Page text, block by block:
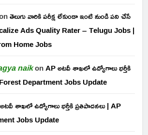
తెలుగు వారికి పరీక్ష లేకుండా ఇంటి నుండి పని చేసే
Ads Quality Rater – Telugu Jobs |
Home Jobs
naikonAP అటవీ శాఖలో ఉద్యోగాలు భర్తీకి
Department Jobs Update
శాఖలో ఉద్యోగాలు భర్తీకి ప్రతిపాదనలు | AP
Jobs Update